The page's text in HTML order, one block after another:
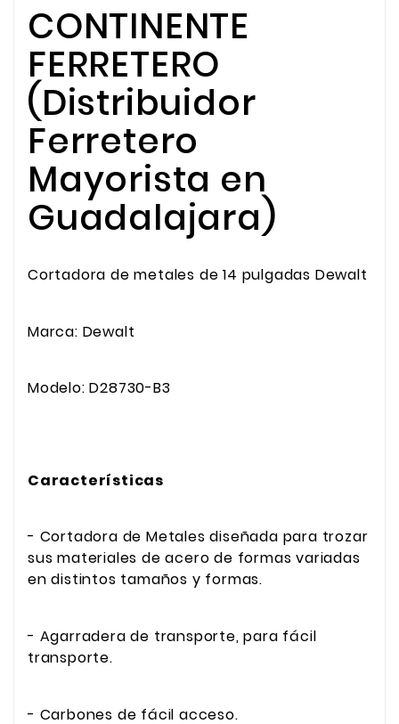
CONTINENTE
FERRETERO
(Distribuidor
Ferretero
Mayorista en
Guadalajara)
Cortadora de metales de 14 pulgadas Dewalt
Marca: Dewalt
Modelo: D28730-B3
Características
- Cortadora de Metales diseñada para trozar
sus materiales de acero de formas variadas
en distintos tamaños y formas.
- Agarradera de transporte, para fácil
transporte.
- Carbones de fácil acceso.